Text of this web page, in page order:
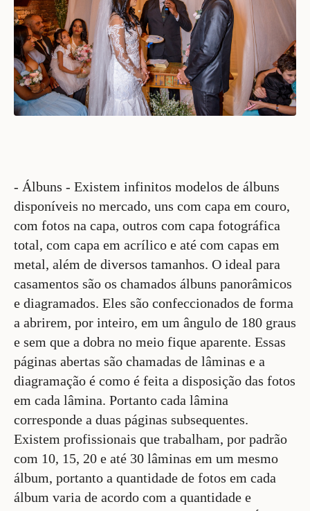
- Álbuns - Existem infinitos modelos de álbuns
disponíveis no mercado, uns com capa em couro,
com fotos na capa, outros com capa fotográfica
total, com capa em acrílico e até com capas em
metal, além de diversos tamanhos. O ideal para
casamentos são os chamados álbuns panorâmicos
e diagramados. Eles são confeccionados de forma
a abrirem, por inteiro, em um ângulo de 180 graus
e sem que a dobra no meio fique aparente. Essas
páginas abertas são chamadas de lâminas e a
diagramação é como é feita a disposição das fotos
em cada lâmina. Portanto cada lâmina
corresponde a duas páginas subsequentes.
Existem profissionais que trabalham, por padrão
com 10, 15, 20 e até 30 lâminas em um mesmo
álbum, portanto a quantidade de fotos em cada
álbum varia de acordo com a quantidade e